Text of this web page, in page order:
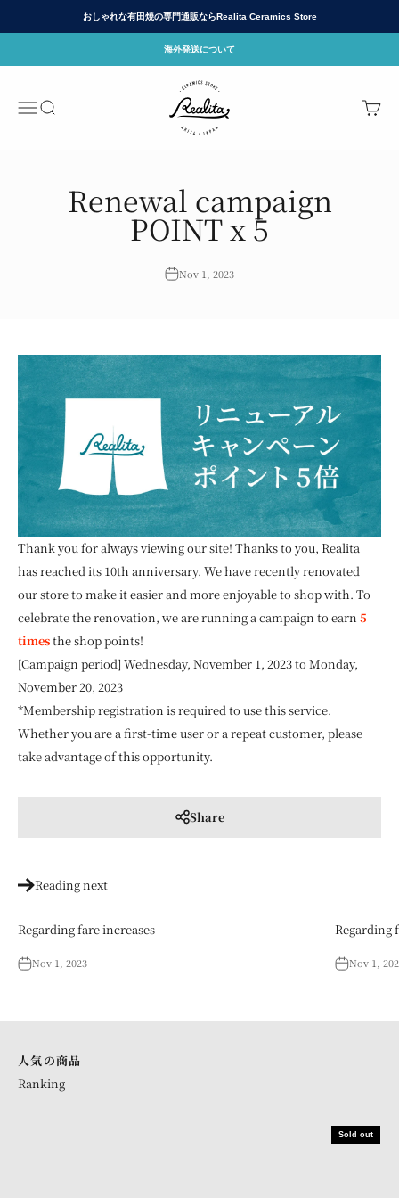
おしゃれな有田焼の専門通販ならRealita Ceramics Store
海外発送について
MenuSearch
有田焼(ありたやき)の専門通販 Realita
Cart
Renewal campaign
POINT x 5
Nov 1, 2023
Thank you for always viewing our site! Thanks to you, Realita
has reached its 10th anniversary. We have recently renovated
our store to make it easier and more enjoyable to shop with. To
celebrate the renovation, we are running a campaign to earn 5
timesthe shop points!
[Campaign period] Wednesday, November 1, 2023 to Monday,
November 20, 2023
*Membership registration is required to use this service.
Whether you are a first-time user or a repeat customer, please
take advantage of this opportunity.
Share
Reading next
Regarding fare increases
Nov 1, 2023
Regarding
Nov 1,
人気の商品
Sold out